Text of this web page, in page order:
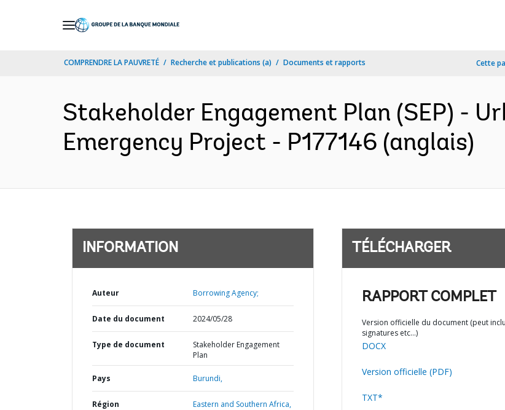
COMPRENDRE LA PAUVRETÉ Recherche et publications (a) Documents et rapports Cette
Stakeholder Engagement Plan (SEP) -
Emergency Project - P177146 (anglais)
INFORMATION
Auteur Borrowing Agency;
Date du document 2024/05/28
Type de document
Stakeholder Engagement
Plan
Pays Burundi,
Région Eastern and Southern Africa,
TÉLÉCHARGER
RAPPORT COMPLET
Version officielle du document (peut
signatures etc…)
DOCX
Version officielle (PDF)
TXT*